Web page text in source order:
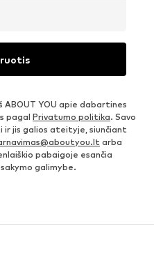
ABOUT YOU apie dabartines
pagal Privatumo politika. Savo
jis galios ateityje, siunčiant
arba
pabaigoje esančia
galimybe.